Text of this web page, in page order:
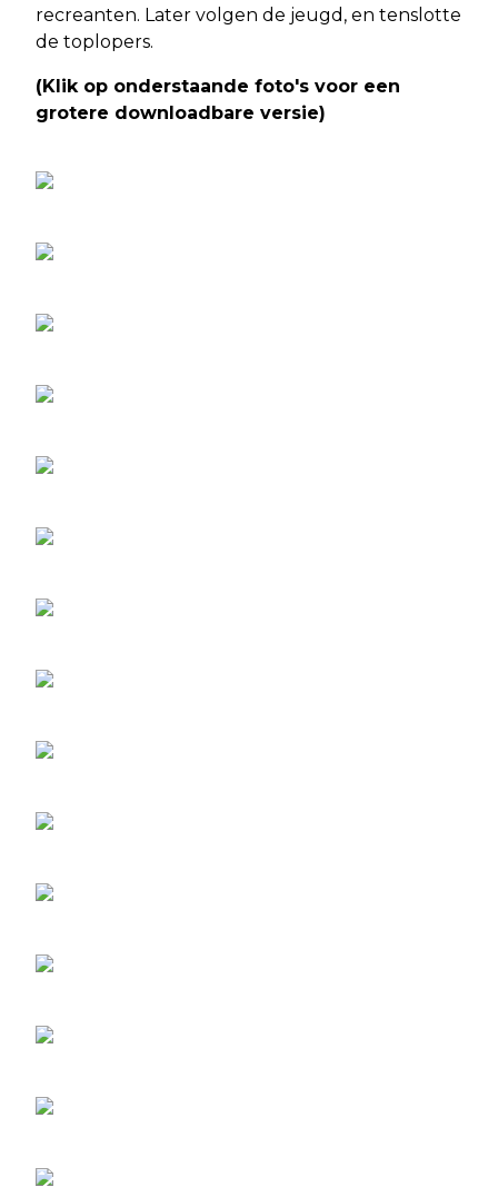
recreanten. Later volgen de jeugd, en tenslotte
de toplopers.
(Klik op onderstaande foto's voor een
grotere downloadbare versie)